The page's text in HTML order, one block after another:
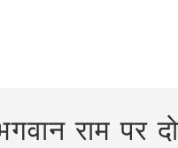
राम पर